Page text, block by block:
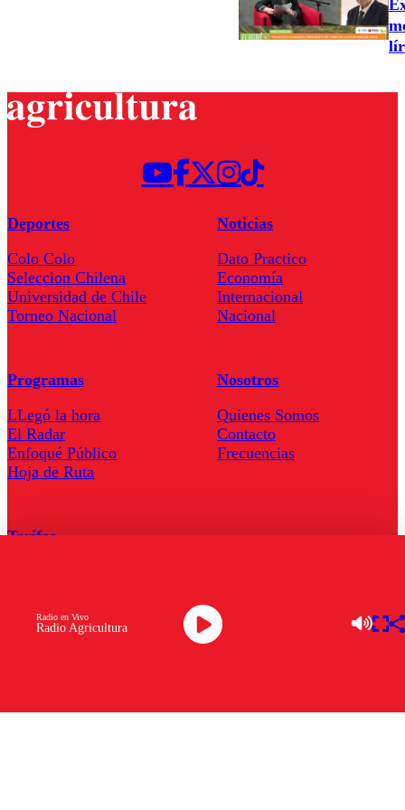
Radio Agricultura
Radio en Vivo
Deportes
Colo Colo
Seleccion Chilena
Universidad de Chile
Torneo Nacional
Noticias
Dato Practico
Economía
Internacional
Nacional
Programas
LLegó la hora
El Radar
Enfoqué Público
Hoja de Ruta
Nosotros
Quienes Somos
Contacto
Frecuencias
Tarifas
Descarga la APP